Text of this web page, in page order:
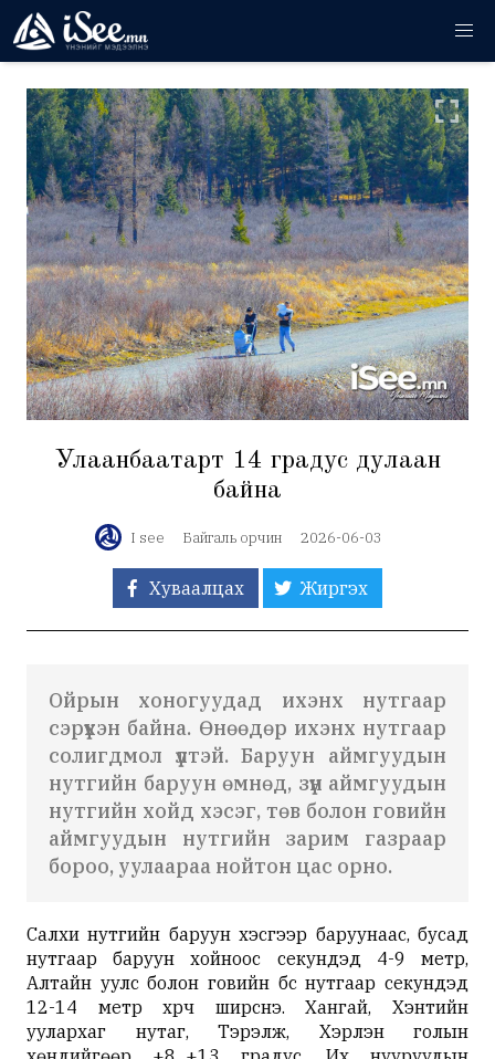
Улаанбаатарт 14 градус дулаан
байна
I see Байгаль орчин 2026-06-03
Хуваалцах Жиргэх
Ойрын хоногуудад ихэнх нутгаар
сэрүүхэн байна. Өнөөдөр ихэнх нутгаар
солигдмол үүлтэй. Баруун аймгуудын
нутгийн баруун өмнөд, зүүн аймгуудын
нутгийн хойд хэсэг, төв болон говийн
аймгуудын нутгийн зарим газраар
бороо, уулаараа нойтон цас орно.
Салхи нутгийн баруун хэсгээр баруунаас, бусад
нутгаар баруун хойноос секундэд 4-9 метр,
Алтайн уулс болон говийн бүс нутгаар секундэд
12-14 метр хүрч ширүүснэ. Хангай, Хэнтийн
уулархаг нутаг, Тэрэлж, Хэрлэн голын